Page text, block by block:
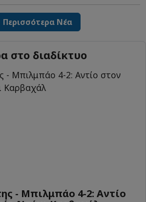
Περισσότερα Νέα
στο διαδίκτυο
- Μπιλμπάο 4-2: Αντίο